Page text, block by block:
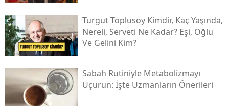
Turgut Toplusoy Kimdir, Kaç Yaşında,
Nereli, Serveti Ne Kadar? Eşi, Oğlu
Ve Gelini Kim?
Sabah Rutiniyle Metabolizmayı
Uçurun: İşte Uzmanların Önerileri